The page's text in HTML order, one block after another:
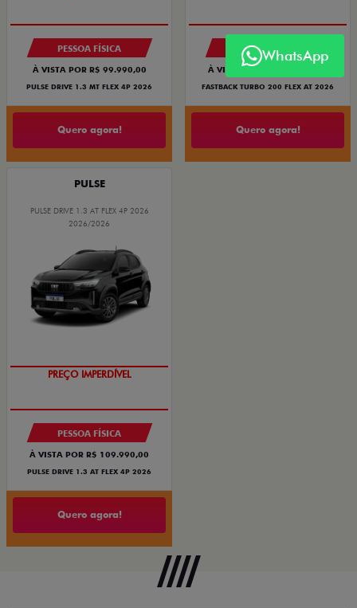
PESSOA FÍSICA
À VISTA POR R$ 99.990,00
PULSE DRIVE 1.3 MT FLEX 4P 2026
Quero agora!
PESSOA FÍSICA
À VISTA POR R$ 119.990,00
FASTBACK TURBO 200 FLEX AT 2026
Quero agora!
PULSE
PULSE DRIVE 1.3 AT FLEX 4P 2026
2026/2026
PREÇO IMPERDÍVEL
PESSOA FÍSICA
À VISTA POR R$ 109.990,00
PULSE DRIVE 1.3 AT FLEX 4P 2026
Quero agora!
WhatsApp